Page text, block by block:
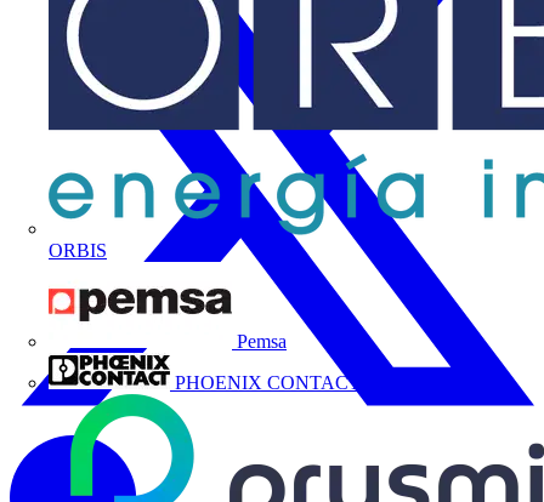
ORBIS
Pemsa
PHOENIX CONTACT, S.A.U.